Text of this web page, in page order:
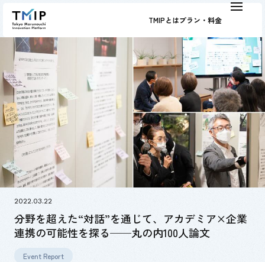
TMIPとはプラン・料金
2022.03.22
分野を超えた“対話”を通じて、アカデミア×企業
連携の可能性を探る──丸の内100人論文
Event Report